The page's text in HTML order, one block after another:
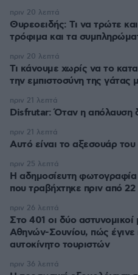
Θυρεοειδής: Τι να τρώτε
τρόφιμα και τα
πριν 20 λεπτά
Τι κάνουμε χωρίς να το
την εμπιστοσύνη της γάτας
πριν 20 λεπτά
Disfrutar: Όταν η απόλαυση
πριν 21 λεπτά
Αυτό είναι το αξεσουάρ του
πριν 21 λεπτά
Η αδημοσίευτη
που τραβήχτηκε πριν από
πριν 25 λεπτά
Στο 401 οι δύο αστυνομικοί
Αθηνών-Σουνίου, πώς
αυτοκίνητο τουριστών
πριν 26 λεπτά
πριν 36 λεπτά